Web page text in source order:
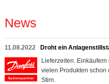
News
11.08.2022
Droht ein
Lieferzeiten.
vielen Produkten schon
Stirn.